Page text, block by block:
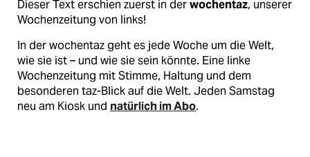
Dieser Text erschien zuerst in derwochentaz, unserer
Wochenzeitung von links!
In der wochentaz geht es jede Woche um die Welt,
wie sie ist – und wie sie sein könnte. Eine linke
Wochenzeitung mit Stimme, Haltung und dem
besonderen taz-Blick auf die Welt. Jeden Samstag
neu am Kiosk und natürlich im Abo.